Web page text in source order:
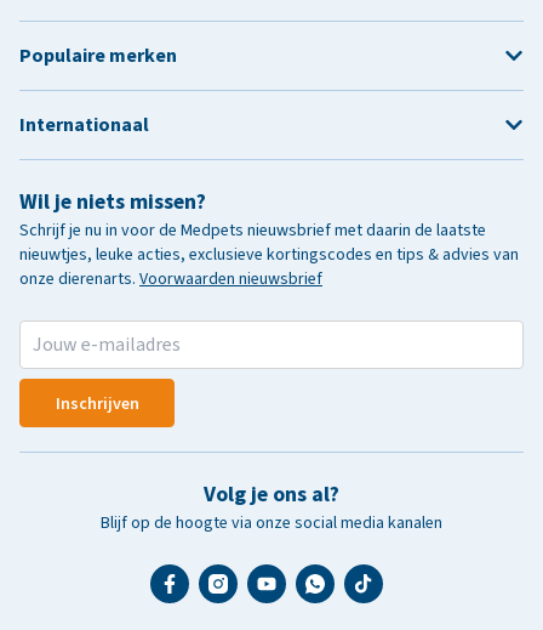
Wil je niets missen?
Schrijf je nu in voor de Medpets nieuwsbrief met daarin de laatste
nieuwtjes, leuke acties, exclusieve kortingscodes en tips & advies van
onze dierenarts. Voorwaarden nieuwsbrief
Inschrijven
Volg je ons al?
Blijf op de hoogte via onze social media kanalen
Populaire merken
Internationaal